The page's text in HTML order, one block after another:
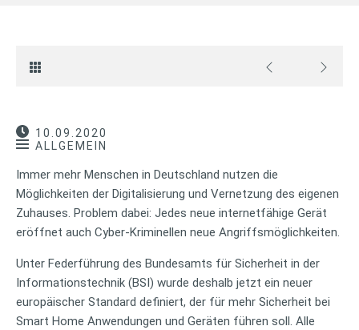
10.09.2020
ALLGEMEIN
Immer mehr Menschen in Deutschland nutzen die
Möglichkeiten der Digitalisierung und Vernetzung des eigenen
Zuhauses. Problem dabei: Jedes neue internetfähige Gerät
eröffnet auch Cyber-Kriminellen neue Angriffsmöglichkeiten.
Unter Federführung des Bundesamts für Sicherheit in der
Informationstechnik (BSI) wurde deshalb jetzt ein neuer
europäischer Standard definiert, der für mehr Sicherheit bei
Smart Home Anwendungen und Geräten führen soll. Alle